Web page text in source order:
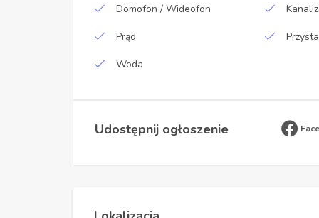
Domofon / Wideofon
Prąd
Woda
Udostępnij ogłoszenie